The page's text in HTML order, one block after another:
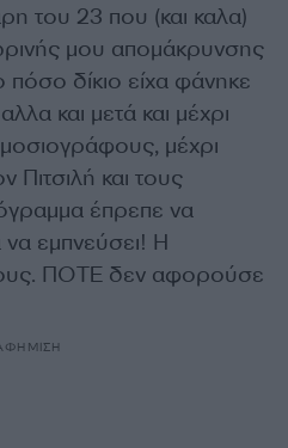
του 23 που (και καλα)
μου απομάκρυνσης
δίκιο είχα φάνηκε
και μετά και μέχρι
μέχρι
Πιτσιλή και τους
έπρεπε να
εμπνεύσει! Η
ΠΟΤΕ δεν αφορούσε